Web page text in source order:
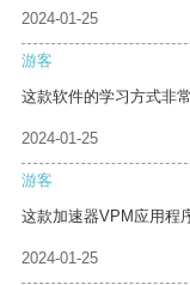
2024-01-25
游客
这款软件的学习方式非
2024-01-25
游客
这款加速器VPM应用程
2024-01-25